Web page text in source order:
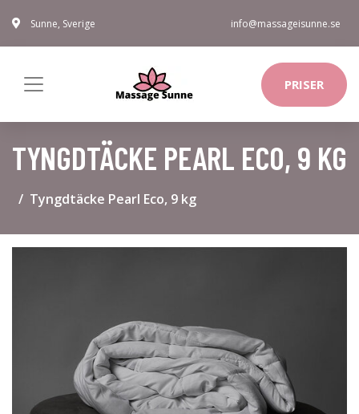
Sunne, Sverige info@massageisunne.se
PRISER
TYNGDTÄCKE PEARL ECO, 9 KG
Tyngdtäcke Pearl Eco, 9 kg